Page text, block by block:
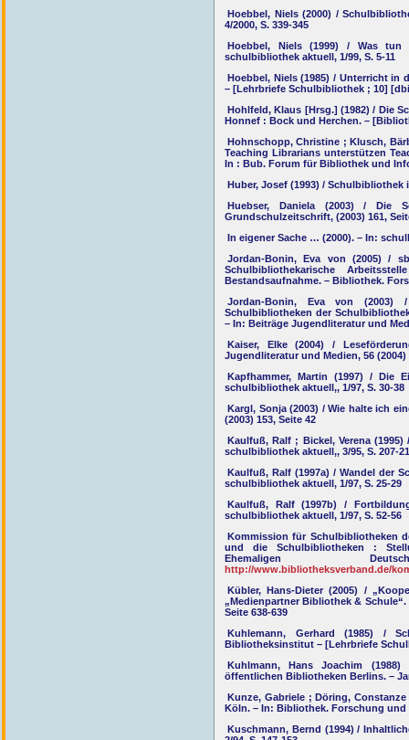
Hoebbel, Niels (2000) /
4/2000, S. 339-345
Hoebbel, Niels (1999) / Was
schulbibliothek aktuell, 1/99, S. 5-11
Hoebbel, Niels (1985) / Unterricht
– [Lehrbriefe Schulbibliothek ; 10]
Hohlfeld, Klaus [Hrsg.] (1982) / Die
Honnef : Bock und Herchen. –
Hohnschopp, Christine ; Klusch,
Teaching Librarians unterstützen
In : Bub. Forum für Bibliothek und
Huber, Josef (1993) /
Huebser, Daniela (2003) / Die
Grundschulzeitschrift, (2003) 161,
In eigener Sache … (2000). – In:
Jordan-Bonin, Eva von (2005) /
Schulbibliothekarische
Bestandsaufnahme. – Bibliothek.
Jordan-Bonin, Eva von
Schulbibliotheken der
– In: Beiträge Jugendliteratur und
Kaiser, Elke (2004) /
Jugendliteratur und Medien, 56 (2004)
Kapfhammer, Martin (1997) / Die
schulbibliothek aktuell,, 1/97, S. 30-38
Kargl, Sonja (2003) / Wie halte ich
(2003) 153, Seite 42
Kaulfuß, Ralf ; Bickel, Verena
schulbibliothek aktuell,, 3/95, S. 207-
Kaulfuß, Ralf (1997a) / Wandel der
schulbibliothek aktuell, 1/97, S. 25-29
Kaulfuß, Ralf (1997b) /
schulbibliothek aktuell, 1/97, S. 52-56
Kommission für Schulbibliotheken
und die Schulbibliotheken :
Ehemaligen
http://www.bibliotheksverband.de/
Kübler, Hans-Dieter (2005) /
„Medienpartner Bibliothek &
Seite 638-639
Kuhlemann, Gerhard (1985) /
Bibliotheksinstitut – [Lehrbriefe
Kuhlmann, Hans Joachim
öffentlichen Bibliotheken Berlins. –
Kunze, Gabriele ; Döring,
Köln. – In: Bibliothek. Forschung und
Kuschmann, Bernd (1994) /